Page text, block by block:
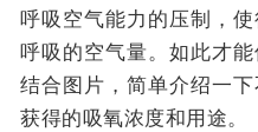
呼吸空气能力的压制，
呼吸的空气量。如此才
结合图片，简单介绍一
获得的吸氧浓度和用途。